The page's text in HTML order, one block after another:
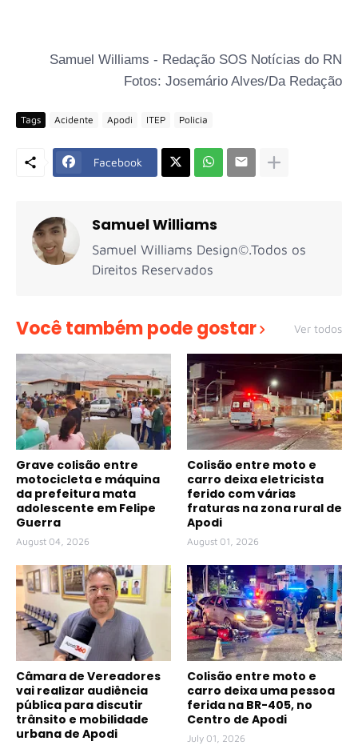
Samuel Williams - Redação SOS Notícias do RN
Fotos: Josemário Alves/Da Redação
Tags Acidente Apodi ITEP Policia
Facebook
Samuel Williams
Samuel Williams Design©.Todos os
Direitos Reservados
Você também pode gostar Ver todos
Grave colisão entre
motocicleta e máquina
da prefeitura mata
adolescente em Felipe
Guerra
August 04, 2026
Colisão entre moto e
carro deixa eletricista
ferido com várias
fraturas na zona rural de
Apodi
August 01, 2026
Câmara de Vereadores
vai realizar audiência
pública para discutir
trânsito e mobilidade
urbana de Apodi
Colisão entre moto e
carro deixa uma pessoa
ferida na BR-405, no
Centro de Apodi
July 01, 2026